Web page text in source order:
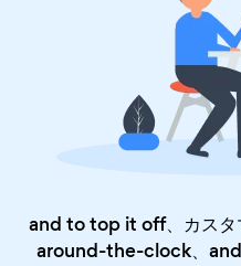
and to top it off、カスタ
around-the-clock、